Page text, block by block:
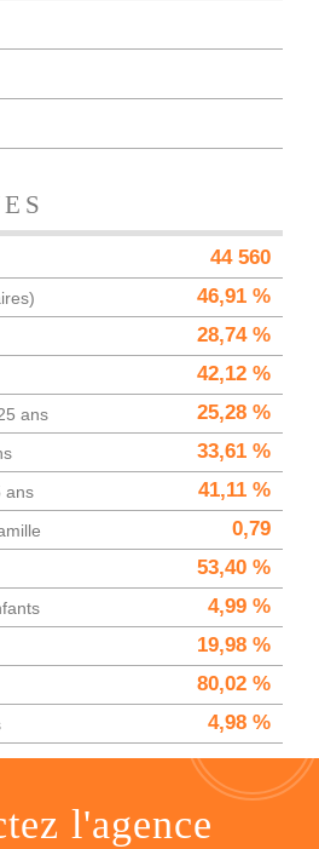
44 560
46,91 %
28,74 %
42,12 %
ans 25,28 %
33,61 %
ans 41,11 %
0,79
53,40 %
4,99 %
19,98 %
80,02 %
4,98 %
l'agence